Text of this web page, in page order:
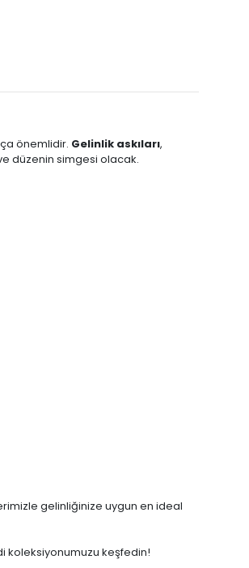
önemlidir. Gelinlik askıları,
düzenin simgesi olacak.
gelinliğinize uygun en ideal
koleksiyonumuzu keşfedin!